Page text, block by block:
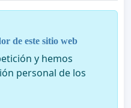
de este sitio web
y hemos
personal de los